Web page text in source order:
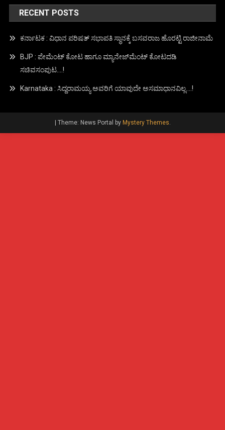
RECENT POSTS
ಕರ್ನಾಟಕ : ವಿಧಾನ ಪರಿಷತ್ ಸಭಾಪತಿ ಸ್ಥಾನಕ್ಕೆ ಬಸವರಾಜ ಹೊರಟ್ಟಿ ರಾಜೀನಾಮೆ
BJP : ಪೇಮೆಂಟ್ ಕೋಟ ಹಾಗೂ ಮ್ಯಾನೇಜ್‍ಮೆಂಟ್ ಕೋಟದಡಿ
ಸಚಿವಸಂಪುಟ….!
Karnataka : ಸಿದ್ದರಾಮಯ್ಯ ಅವರಿಗೆ ಯಾವುದೇ ಅಸಮಾಧಾನವಿಲ್ಲ….!
| Theme: News Portal by Mystery Themes